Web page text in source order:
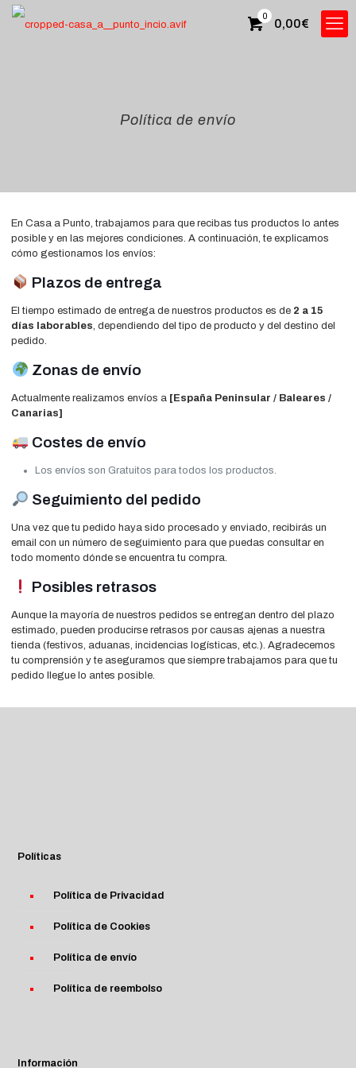
0
0,00€
Política de envío
En Casa a Punto, trabajamos para que recibas tus productos lo antes
posible y en las mejores condiciones. A continuación, te explicamos
cómo gestionamos los envíos:
Plazos de entrega
El tiempo estimado de entrega de nuestros productos es de 2 a 15
días laborables, dependiendo del tipo de producto y del destino del
pedido.
Zonas de envío
Actualmente realizamos envíos a [España Peninsular / Baleares /
Canarias]
Costes de envío
Los envíos son Gratuitos para todos los productos.
Seguimiento del pedido
Una vez que tu pedido haya sido procesado y enviado, recibirás un
email con un número de seguimiento para que puedas consultar en
todo momento dónde se encuentra tu compra.
Posibles retrasos
Aunque la mayoría de nuestros pedidos se entregan dentro del plazo
estimado, pueden producirse retrasos por causas ajenas a nuestra
tienda (festivos, aduanas, incidencias logísticas, etc.). Agradecemos
tu comprensión y te aseguramos que siempre trabajamos para que tu
pedido llegue lo antes posible.
Políticas
Política de Privacidad
Política de Cookies
Política de envío
Política de reembolso
Información